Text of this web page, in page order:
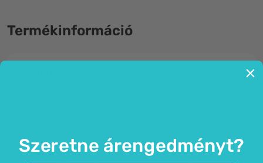
Termékinformáció
Valeriana officinalis L.
), más néven
Szeretne árengedményt?